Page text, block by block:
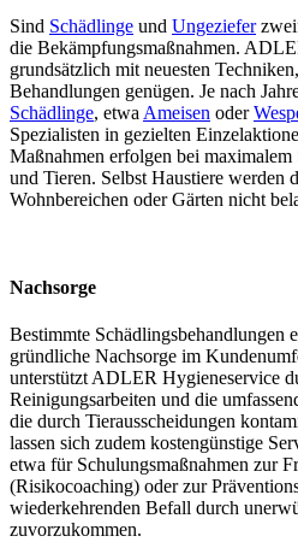
Sind Schädlinge und Ungeziefer
die Bekämpfungsmaßnahmen.
grundsätzlich mit neuesten
Behandlungen genügen. Je nach
Schädlinge, etwa Ameisen oder
Spezialisten in gezielten
Maßnahmen erfolgen bei
und Tieren. Selbst Haustiere werden
Wohnbereichen oder Gärten nicht
Nachsorge
Bestimmte Schädlingsbehandlungen
gründliche Nachsorge im
unterstützt ADLER Hygieneservice
Reinigungsarbeiten und die
die durch Tierausscheidungen
lassen sich zudem kostengünstige
etwa für Schulungsmaßnahmen zur
(Risikocoaching) oder zur
wiederkehrenden Befall durch
zuvorzukommen.